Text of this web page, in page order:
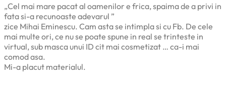
„Cel mai mare pacat al oamenilor e frica, spaima de a privi in
fata si-a recunoaste adevarul ”
zice Mihai Eminescu. Cam asta se intimpla si cu Fb. De cele
mai multe ori, ce nu se poate spune in real se trinteste in
virtual, sub masca unui ID cit mai cosmetizat … ca-i mai
comod asa.
Mi-a placut materialul.